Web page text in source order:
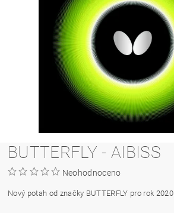
BUTTERFLY - AIBISS
Neohodnoceno
Nový potah od značky BUTTERFLY pro rok 2020.